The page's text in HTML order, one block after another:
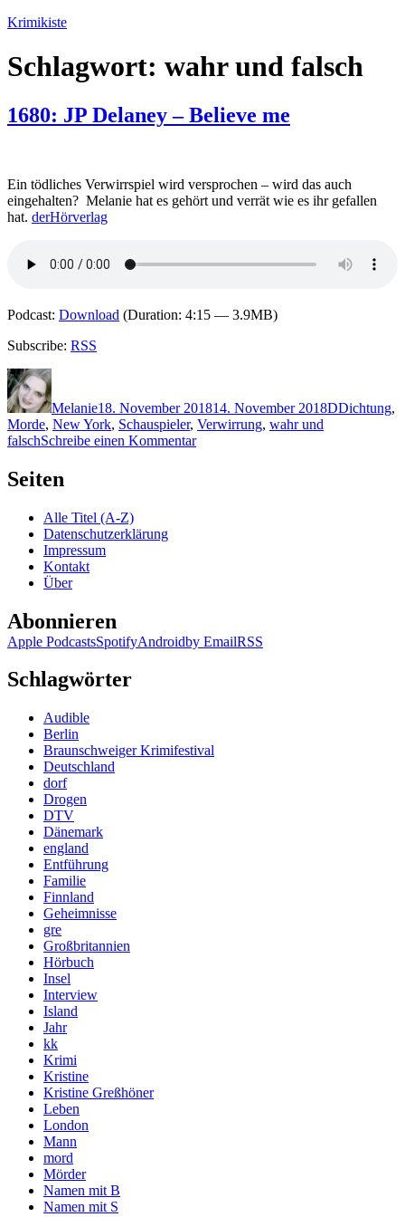
Zum
springen
Krimikiste
Schlagwort: wahr und falsch
1680: JP Delaney – Believe me
Ein tödliches Verwirrspiel wird versprochen – wird das auch
eingehalten? Melanie hat es gehört und verrät wie es ihr gefallen
hat. derHörverlag
Podcast: Download (Duration: 4:15 — 3.9MB)
Subscribe: RSS
Autor
Melanie18. November 201814. November 2018DDichtung,
Morde, New York, Schauspieler, Verwirrung, wahr und
falschSchreibe einen Kommentarzu
Seiten
Alle Titel (A-Z)
Datenschutzerklärung
Impressum
Kontakt
Über
Abonnieren
Apple PodcastsSpotifyAndroidby EmailRSS
Schlagwörter
Audible
Berlin
Braunschweiger Krimifestival
Deutschland
dorf
Drogen
DTV
Dänemark
england
Entführung
Familie
Finnland
Geheimnisse
gre
Großbritannien
Hörbuch
Insel
Interview
Island
Jahr
kk
Krimi
Kristine
Kristine Greßhöner
Leben
London
Mann
mord
Mörder
Namen mit B
Namen mit S